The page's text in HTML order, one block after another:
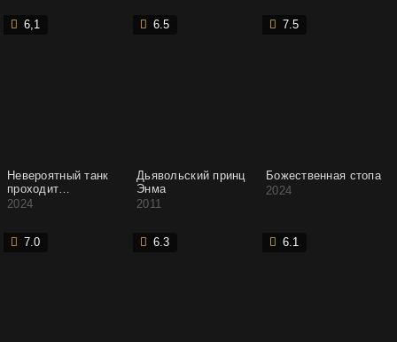
6,1
Невероятный танк
проходит
подземелья: Танк,
выносливости 9999,
2024
6.5
Дьявольский принц
Энма
2011
7.5
Божественная стопа
2024
7.0 6.3 6.1